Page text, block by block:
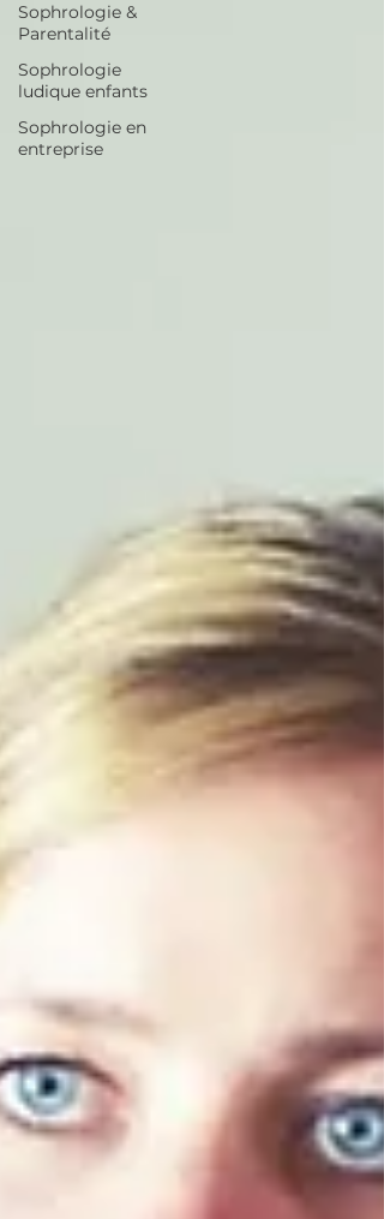
Sophrologie &
Parentalité
Sophrologie
ludique enfants
Sophrologie en
entreprise